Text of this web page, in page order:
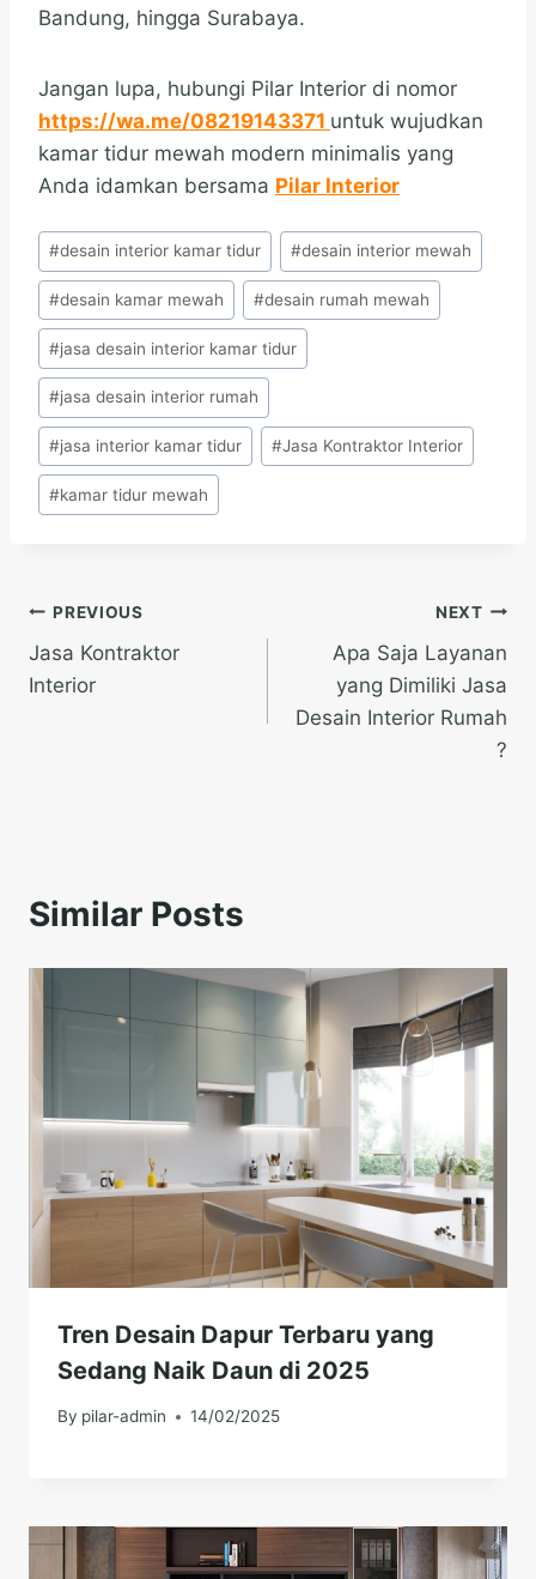
Bandung, hingga Surabaya.
Jangan lupa, hubungi Pilar Interior di nomor
https://wa.me/08219143371 untuk wujudkan
kamar tidur mewah modern minimalis yang
Anda idamkan bersama Pilar Interior
Post
Tags:
#desain interior kamar tidur #desain interior mewah
#desain kamar mewah #desain rumah mewah
#jasa desain interior kamar tidur
#jasa desain interior rumah
#jasa interior kamar tidur #Jasa Kontraktor Interior
#kamar tidur mewah
Post
navigation
PREVIOUS
Jasa Kontraktor
Interior
NEXT
Apa Saja Layanan
yang Dimiliki Jasa
Desain Interior Rumah
?
Similar Posts
Tren Desain Dapur Terbaru yang
Sedang Naik Daun di 2025
By pilar-admin 14/02/2025